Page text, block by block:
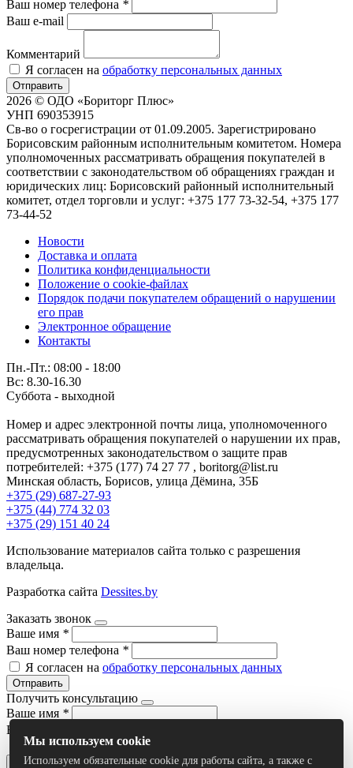
Ваш номер телефона *
Ваш e-mail
Комментарий
Я согласен на обработку персональных данных
Отправить
2026 © ОДО «Бориторг Плюс»
УНП 690353915
Св-во о госрегистрации от 01.09.2005. Зарегистрировано
Борисовским районным исполнительным комитетом. Номера
уполномоченных рассматривать обращения покупателей в
соответствии с законодательством об обращениях граждан и
юридических лиц: Борисовский районный исполнительный
комитет, отдел торговли и услуг: +375 177 73-32-54, +375 177
73-44-52
Новости
Доставка и оплата
Политика конфиденциальности
Положение о cookie-файлах
Порядок подачи покупателем обращений о нарушении
его прав
Электронное обращение
Контакты
Пн.-Пт.: 08:00 - 18:00
Вс: 8.30-16.30
Суббота - выходной
Номер и адрес электронной почты лица, уполномоченного
рассматривать обращения покупателей о нарушении их прав,
предусмотренных законодательством о защите прав
потребителей: +375 (177) 74 27 77 , boritorg@list.ru
Минская область, Борисов, улица Дёмина, 35Б
+375 (29) 687-27-93
+375 (44) 774 32 03
+375 (29) 151 40 24
Использование материалов сайта только с разрешения
владельца.
Разработка сайта Dessites.by
Заказать звонок
Ваше имя *
Ваш номер телефона *
Я согласен на обработку персональных данных
Отправить
Получить консультацию
Ваше имя *
Ваш номер телефона
Я согласен наобработку персональных данных
Отправить
Мы используем cookie
Используем обязательные cookie для работы сайта, а также с